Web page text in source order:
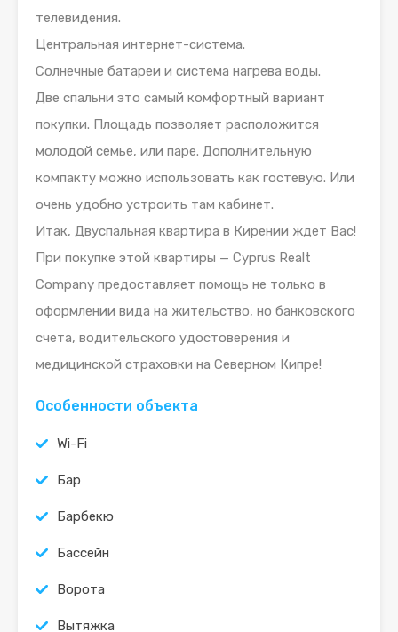
телевидения.
Центральная интернет-система.
Солнечные батареи и система нагрева воды.
Две спальни это самый комфортный вариант
покупки. Площадь позволяет расположится
молодой семье, или паре. Дополнительную
компакту можно использовать как гостевую. Или
очень удобно устроить там кабинет.
Итак, Двуспальная квартира в Кирении ждет Вас!
При покупке этой квартиры — Cyprus Realt
Company предоставляет помощь не только в
оформлении вида на жительство, но банковского
счета, водительского удостоверения и
медицинской страховки на Северном Кипре!
Особенности объекта
Wi-Fi
Бар
Барбекю
Бассейн
Ворота
Вытяжка